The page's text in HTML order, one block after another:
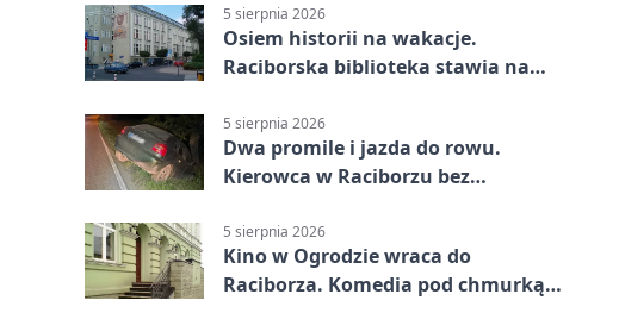
5 sierpnia 2026
Osiem historii na wakacje.
Raciborska biblioteka stawia na
5 sierpnia 2026
Dwa promile i jazda do rowu.
Kierowca w Raciborzu bez
5 sierpnia 2026
Kino w Ogrodzie wraca do
Raciborza. Komedia pod chmurką